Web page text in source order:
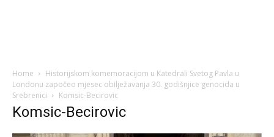
Home
Historijskom komemoracijom u Katedrali Svetog Pavla u
Londonu započeo mjesec obilježavanja 30. godišnjice genocida u
Srebrenici
Komsic-Becirovic
Komsic-Becirovic